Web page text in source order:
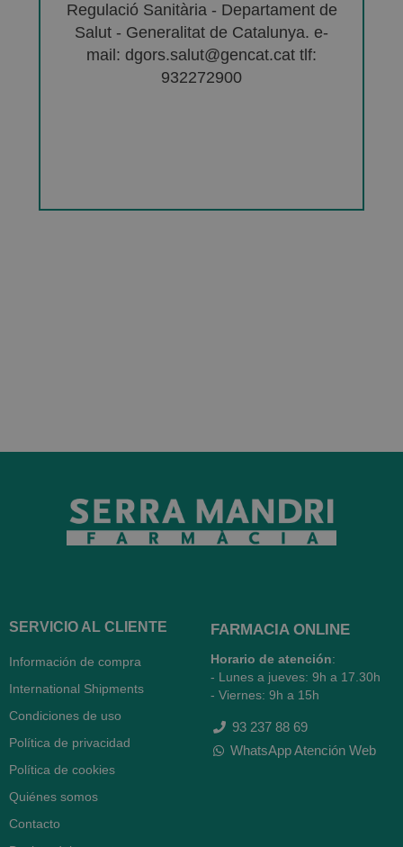
Regulació Sanitària - Departament de
Salut - Generalitat de Catalunya. e-
mail: dgors.salut@gencat.cat tlf:
932272900
SERVICIO AL CLIENTE
Información de compra
International Shipments
Condiciones de uso
Política de privacidad
Política de cookies
Quiénes somos
Contacto
FARMACIA ONLINE
Horario de atención:
- Lunes a jueves: 9h a 17.30h
- Viernes: 9h a 15h
93 237 88 69
WhatsApp Atención Web